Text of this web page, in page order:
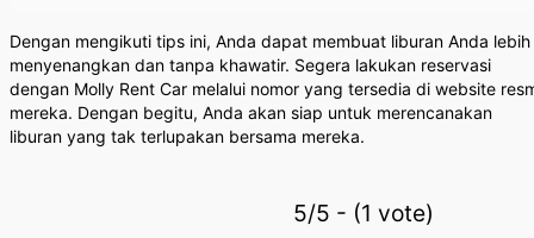
Dengan mengikuti tips ini, Anda dapat membuat liburan Anda lebih
menyenangkan dan tanpa khawatir. Segera lakukan reservasi
dengan Molly Rent Car melalui nomor yang tersedia di website
mereka. Dengan begitu, Anda akan siap untuk merencanakan
liburan yang tak terlupakan bersama mereka.
5/5 - (1 vote)